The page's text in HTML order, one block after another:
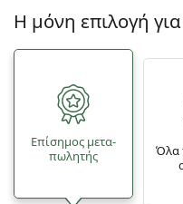
Η μόνη επιλογή
Επίσημος μετα­
πωλητής
Όλα